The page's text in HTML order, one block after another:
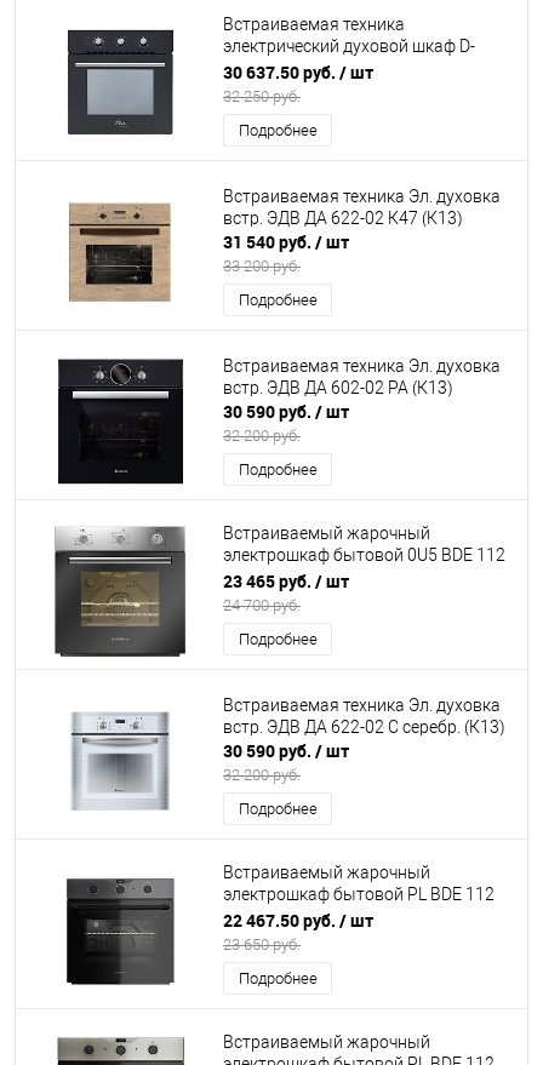
Встраиваемая техника
электрический духовой шкаф D-
MMВ (А) making Oasis everywhere
(К47)
30 637.50 руб. / шт
32 250 руб.
Подробнее
Встраиваемая техника Эл. духовка
встр. ЭДВ ДА 622-02 К47 (К13)
31 540 руб. / шт
33 200 руб.
Подробнее
Встраиваемая техника Эл. духовка
встр. ЭДВ ДА 602-02 РА (К13)
30 590 руб. / шт
32 200 руб.
Подробнее
Встраиваемый жарочный
электрошкаф бытовой 0U5 BDE 112
705 X DARINA (К15)
23 465 руб. / шт
24 700 руб.
Подробнее
Встраиваемая техника Эл. духовка
встр. ЭДВ ДА 622-02 С серебр. (К13)
30 590 руб. / шт
32 200 руб.
Подробнее
Встраиваемый жарочный
электрошкаф бытовой PL BDE 112
707 Gr DARINA (К15)
22 467.50 руб. / шт
23 650 руб.
Подробнее
Встраиваемый жарочный